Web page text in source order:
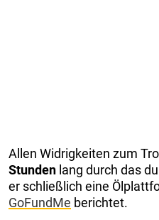
Allen Widrigkeiten zum
Stunden lang durch das
er schließlich eine
GoFundMe berichtet.